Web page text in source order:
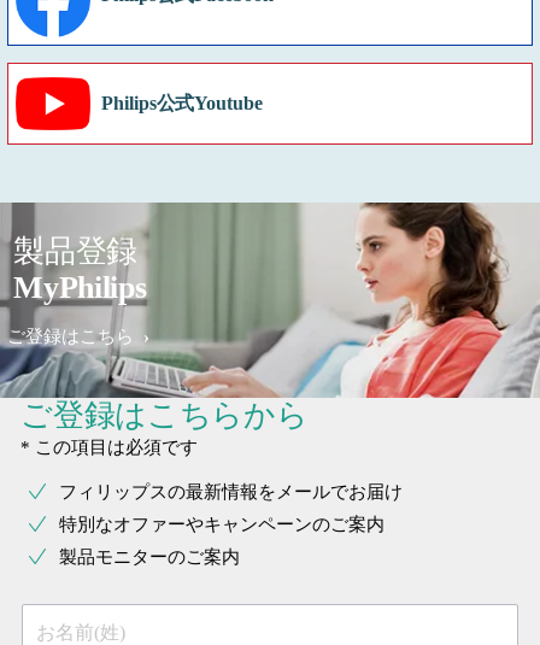
Philips公式Youtube
製品登録
MyPhilips
ご登録はこちら
ご登録はこちらから
* この項目は必須です
フィリップスの最新情報をメールでお届け
特別なオファーやキャンペーンのご案内
製品モニターのご案内
お名前(姓)